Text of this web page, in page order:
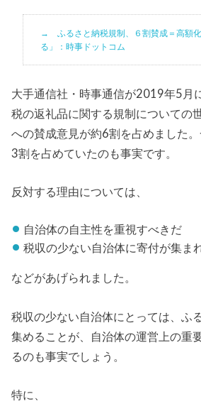
ふるさと納税規制、６割賛成＝高額
る」：時事ドットコム
大手通信社・時事通信が2019年5月
税の返礼品に関する規制についての
への賛成意見が約6割を占めました
3割を占めていたのも事実です。
反対する理由については、
自治体の自主性を重視すべきだ
税収の少ない自治体に寄付が集ま
などがあげられました。
税収の少ない自治体にとっては、ふ
集めることが、自治体の運営上の重
るのも事実でしょう。
特に、